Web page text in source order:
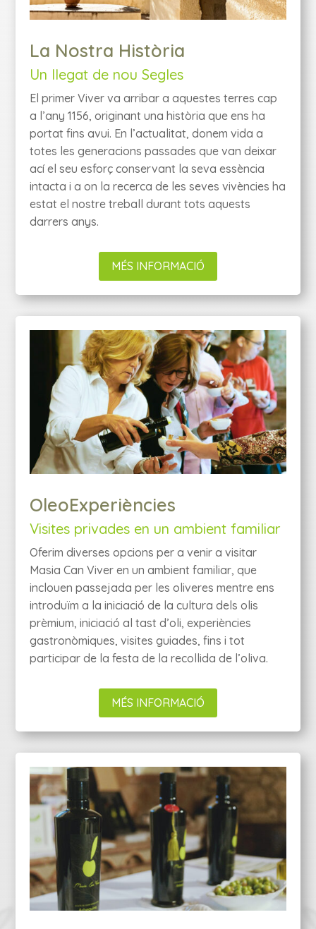
La Nostra Història
Un llegat de nou Segles
El primer Viver va arribar a aquestes terres cap
a l’any 1156, originant una història que ens ha
portat fins avui. En l’actualitat, donem vida a
totes les generacions passades que van deixar
ací el seu esforç conservant la seva essència
intacta i a on la recerca de les seves vivències ha
estat el nostre treball durant tots aquests
darrers anys.
MÉS INFORMACIÓ
OleoExperiències
Visites privades en un ambient familiar
Oferim diverses opcions per a venir a visitar
Masia Can Viver en un ambient familiar, que
inclouen passejada per les oliveres mentre ens
introduïm a la iniciació de la cultura dels olis
prèmium, iniciació al tast d’oli, experiències
gastronòmiques, visites guiades, fins i tot
participar de la festa de la recollida de l’oliva.
MÉS INFORMACIÓ